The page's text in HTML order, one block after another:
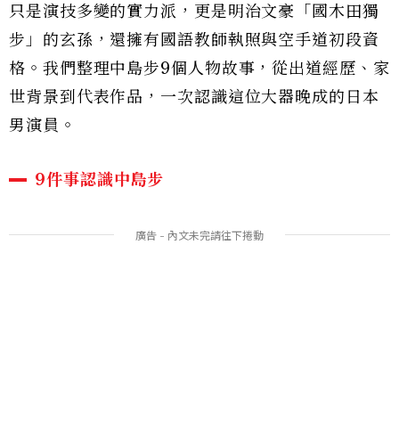
只是演技多變的實力派，更是明治文豪「國木田獨
步」的玄孫，還擁有國語教師執照與空手道初段資
格。我們整理中島步9個人物故事，從出道經歷、家
世背景到代表作品，一次認識這位大器晚成的日本
男演員。
9件事認識中島步